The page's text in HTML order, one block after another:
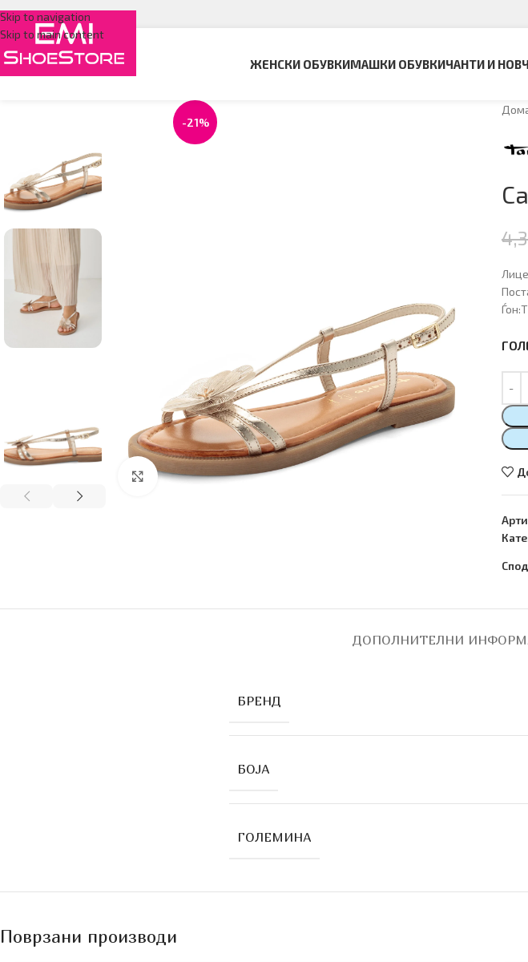
Skip to navigation
Skip to main content
ЖЕНСКИ ОБУВКИМАШКИ ОБУВКИЧАНТИ И
-21%
Click to enlarge
ДОПОЛНИТЕЛНИ
БРЕНД
БОЈА
ГОЛЕМИНА
Поврзани производи